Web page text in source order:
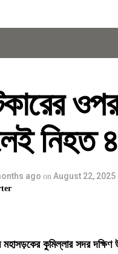
নিহত ৪
ago on August 22, 2025
মহাসড়কের কুমিল্লার সদর